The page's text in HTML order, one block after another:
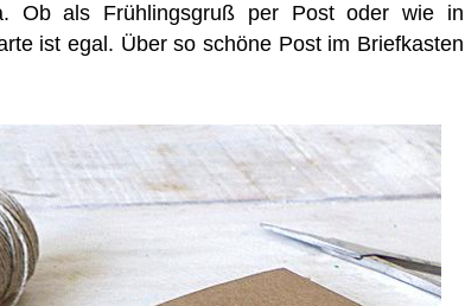
Ob als Frühlingsgruß per Post oder wie in
ist egal. Über so schöne Post im Briefkasten